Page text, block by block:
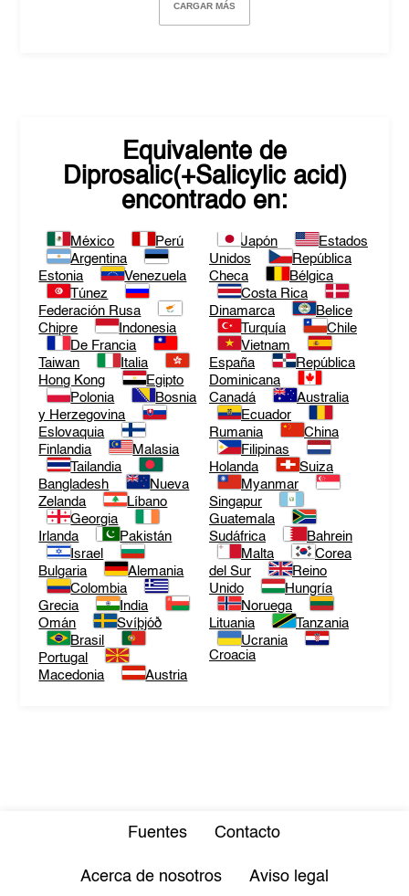
CARGAR MÁS
Equivalente de
Diprosalic(+Salicylic acid)
encontrado en:
México
Perú
Argentina
Estonia
Venezuela
Túnez
Federación Rusa
Chipre
Indonesia
De Francia
Taiwan
Italia
Hong Kong
Egipto
Polonia
Bosnia
y Herzegovina
Eslovaquia
Finlandia
Malasia
Tailandia
Bangladesh
Nueva
Zelanda
Líbano
Georgia
Irlanda
Pakistán
Israel
Bulgaria
Alemania
Colombia
Grecia
India
Omán
Svíþjóð
Brasil
Portugal
Macedonia
Austria
Japón
Estados
Unidos
República
Checa
Bélgica
Costa Rica
Dinamarca
Belice
Turquía
Chile
Vietnam
España
República
Dominicana
Canadá
Australia
Ecuador
Rumania
China
Filipinas
Holanda
Suiza
Myanmar
Singapur
Guatemala
Sudáfrica
Bahrein
Malta
Corea
del Sur
Reino
Unido
Hungría
Noruega
Lituania
Tanzania
Ucrania
Croacia
Fuentes Contacto
Acerca de nosotros Aviso legal